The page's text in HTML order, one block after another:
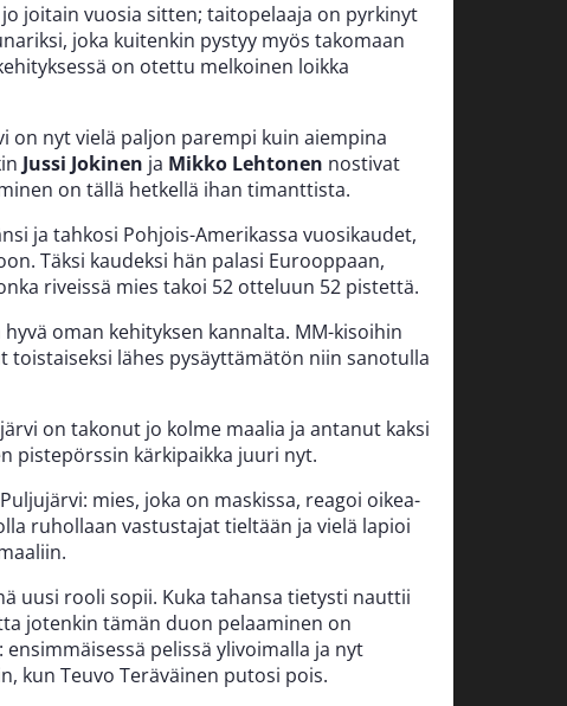
joitain vuosia sitten; taitopelaaja on pyrkinyt
joka kuitenkin pystyy myös takomaan
on otettu melkoinen loikka
on nyt vielä paljon parempi kuin aiempina
Jussi Jokinen ja Mikko Lehtonen nostivat
on tällä hetkellä ihan timanttista.
ja tahkosi Pohjois-Amerikassa vuosikaudet,
Täksi kaudeksi hän palasi Eurooppaan,
riveissä mies takoi 52 otteluun 52 pistettä.
oman kehityksen kannalta. MM-kisoihin
toistaiseksi lähes pysäyttämätön niin sanotulla
on takonut jo kolme maalia ja antanut kaksi
pistepörssin kärkipaikka juuri nyt.
mies, joka on maskissa, reagoi oikea-
ruhollaan vastustajat tieltään ja vielä lapioi
uusi rooli sopii. Kuka tahansa tietysti nauttii
jotenkin tämän duon pelaaminen on
pelissä ylivoimalla ja nyt
kun Teuvo Teräväinen putosi pois.